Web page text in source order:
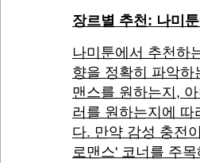
장르별 추천: 나미
나미툰에서 추천하
향을 정확히 파악
맨스를 원하는지,
러를 원하는지에
다. 만약 감성 충전
로맨스' 코너를 주